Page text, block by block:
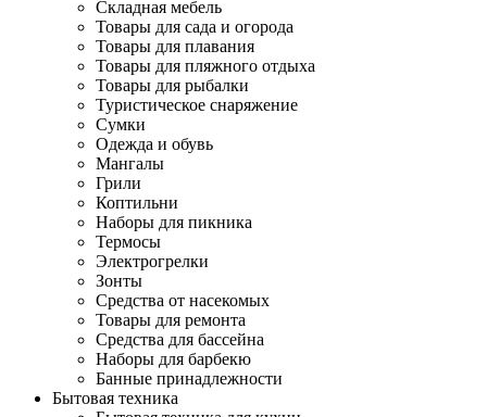
Складная мебель
Товары для сада и огорода
Товары для плавания
Товары для пляжного отдыха
Товары для рыбалки
Туристическое снаряжение
Сумки
Одежда и обувь
Мангалы
Грили
Коптильни
Наборы для пикника
Термосы
Электрогрелки
Зонты
Средства от насекомых
Товары для ремонта
Средства для бассейна
Наборы для барбекю
Банные принадлежности
Бытовая техника